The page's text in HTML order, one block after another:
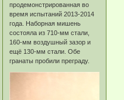
продемонстрированная во
время испытаний 2013-2014
года. Наборная мишень
состояла из 710-мм стали,
160-мм воздушный зазор и
ещё 130-мм стали. Обе
гранаты пробили преграду.